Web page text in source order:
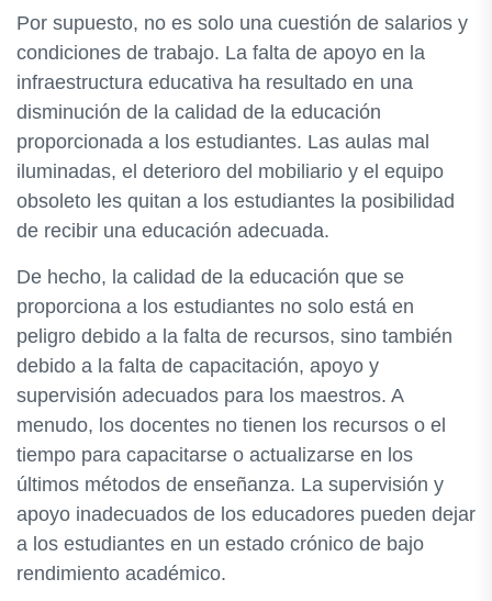
Por supuesto, no es solo una cuestión de salarios y
condiciones de trabajo. La falta de apoyo en la
infraestructura educativa ha resultado en una
disminución de la calidad de la educación
proporcionada a los estudiantes. Las aulas mal
iluminadas, el deterioro del mobiliario y el equipo
obsoleto les quitan a los estudiantes la posibilidad
de recibir una educación adecuada.
De hecho, la calidad de la educación que se
proporciona a los estudiantes no solo está en
peligro debido a la falta de recursos, sino también
debido a la falta de capacitación, apoyo y
supervisión adecuados para los maestros. A
menudo, los docentes no tienen los recursos o el
tiempo para capacitarse o actualizarse en los
últimos métodos de enseñanza. La supervisión y
apoyo inadecuados de los educadores pueden dejar
a los estudiantes en un estado crónico de bajo
rendimiento académico.